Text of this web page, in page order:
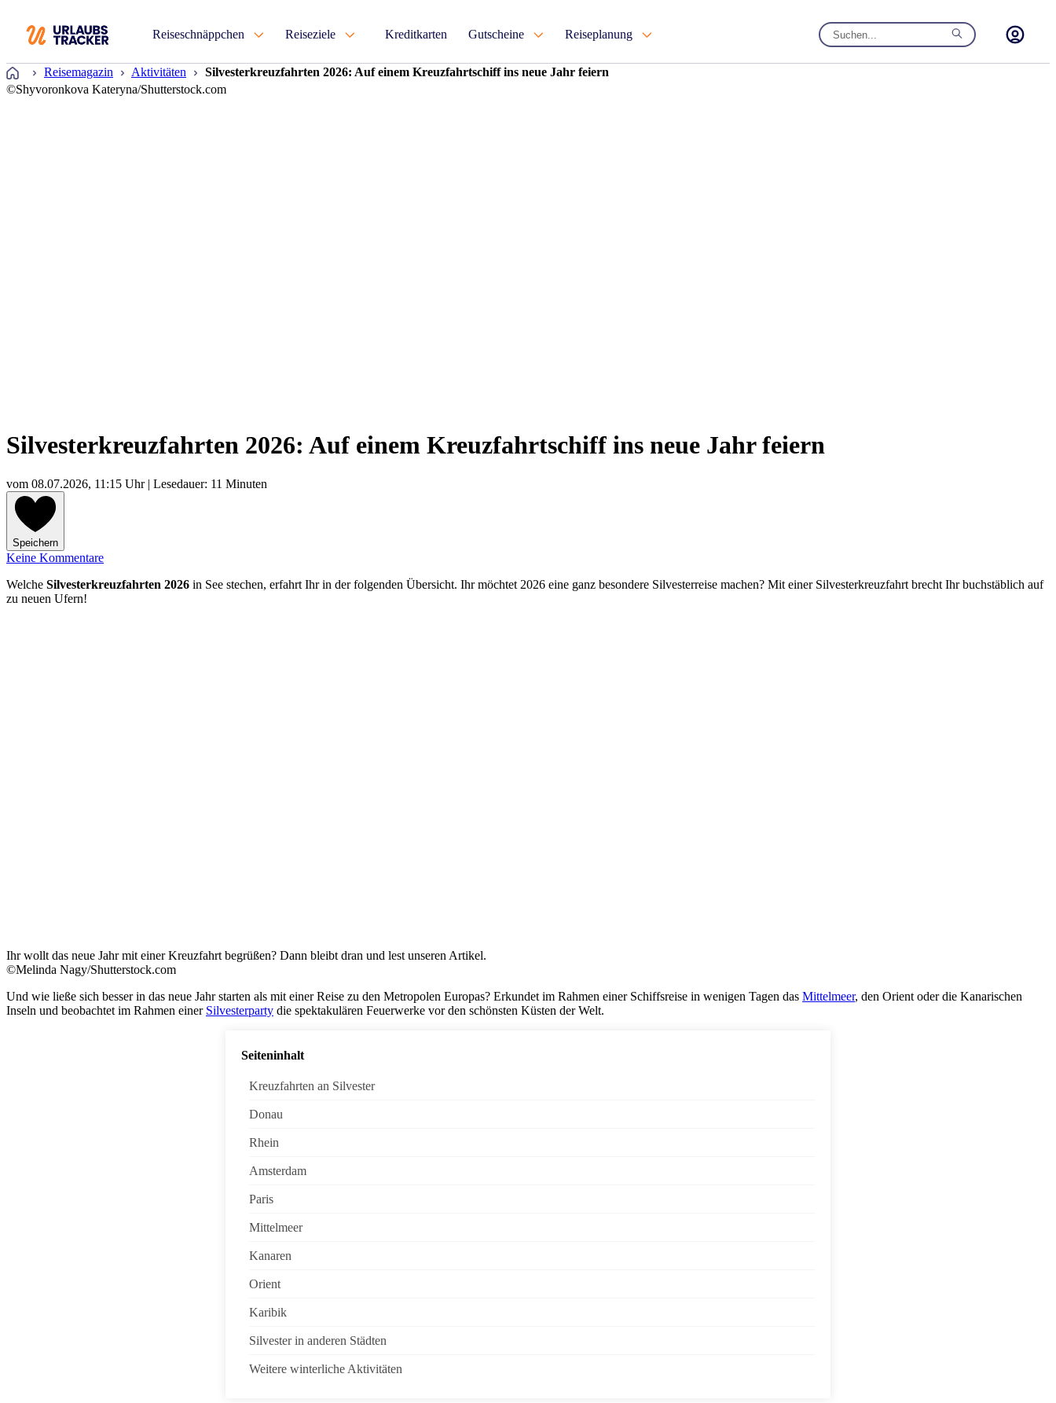
Reiseschnäppchen Reiseziele Kreditkarten Gutscheine Reiseplanung
Startseite
Reisemagazin Aktivitäten
Silvesterkreuzfahrten 2026: Auf einem Kreuzfahrtschiff ins neue Jahr feiern
©Shyvoronkova Kateryna/Shutterstock.com
Silvesterkreuzfahrten 2026: Auf einem Kreuzfahrtschiff ins neue Jahr feiern
vom 08.07.2026, 11:15 Uhr| Lesedauer: 11 Minuten
Speichern
Keine Kommentare
Welche Silvesterkreuzfahrten 2026 in See stechen, erfahrt Ihr in der folgenden Übersicht. Ihr möchtet 2026 eine ganz besondere Silvesterreise machen? Mit einer Silvesterkreuzfahrt brecht Ihr buchstäblich auf
zu neuen Ufern!
Ihr wollt das neue Jahr mit einer Kreuzfahrt begrüßen? Dann bleibt dran und lest unseren Artikel.
©Melinda Nagy/Shutterstock.com
Und wie ließe sich besser in das neue Jahr starten als mit einer Reise zu den Metropolen Europas? Erkundet im Rahmen einer Schiffsreise in wenigen Tagen das Mittelmeer, den Orient oder die Kanarischen
Inseln und beobachtet im Rahmen einer Silvesterparty die spektakulären Feuerwerke vor den schönsten Küsten der Welt.
Seiteninhalt
Kreuzfahrten an Silvester
Donau
Rhein
Amsterdam
Paris
Mittelmeer
Kanaren
Orient
Karibik
Silvester in anderen Städten
Weitere winterliche Aktivitäten